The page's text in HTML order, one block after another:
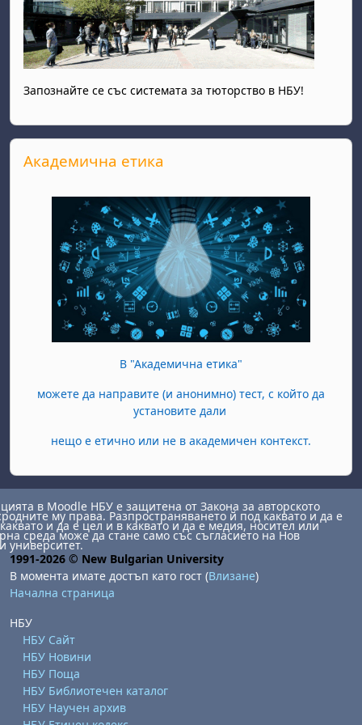
Запознайте се със системата за тюторство в НБУ!
Прескочи Академична етика
Академична етика
В "Академична етика"
можете да направите (и анонимно) тест, с който да
установите дали
нещо е етично или не в академичен контекст.
в Moodle НБУ е защитена от Закона за авторското
му права. Разпространяването й под каквато и да е
и да е цел и в каквато и да е медия, носител или
среда може да стане само със съгласието на Нов
университет.
1991-2026 © New Bulgarian University
В момента имате достъп като гост (Влизане)
Начална страница
НБУ
НБУ Сайт
НБУ Новини
НБУ Поща
НБУ Библиотечен каталог
НБУ Научен архив